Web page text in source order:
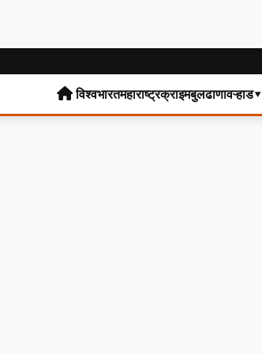
विश्वभारतमहाराष्ट्रक्राइमबुलढाणावऱ्हाड▾